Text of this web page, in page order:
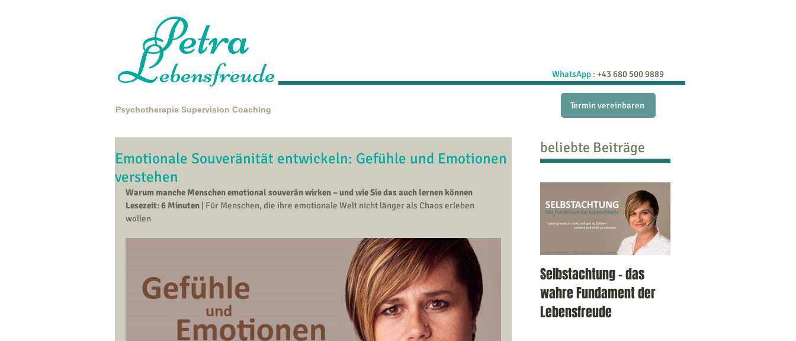
WhatsApp : +43 680 500 9889
Petra
Lebensfreude
Psychotherapie Supervision Coaching Termin vereinbaren
Emotionale Souveränität entwickeln: Gefühle und Emotionen
verstehen
Warum manche Menschen emotional souverän wirken – und wie Sie das auch lernen können
Lesezeit: 6 Minuten | Für Menschen, die ihre emotionale Welt nicht länger als Chaos erleben
wollen
beliebte Beiträge
Selbstachtung - das
wahre Fundament der
Lebensfreude